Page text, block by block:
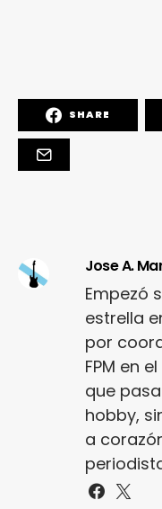
SHARE
Jose A.
Empezó
estrella
por
FPM en
que
hobby,
a